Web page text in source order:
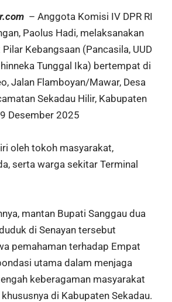
– Anggota Komisi IV DPR RI
Paolus Hadi, melaksanakan
Kebangsaan (Pancasila, UUD
Tunggal Ika) bertempat di
Jalan Flamboyan/Mawar, Desa
Sekadau Hilir, Kabupaten
Desember 2025
oleh tokoh masyarakat,
serta warga sekitar Terminal
mantan Bupati Sanggau dua
di Senayan tersebut
pemahaman terhadap Empat
utama dalam menjaga
keberagaman masyarakat
di Kabupaten Sekadau.